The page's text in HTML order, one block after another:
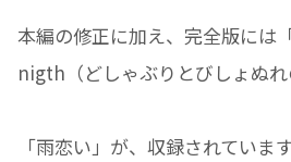
本編の修正に加え、完全版に
nigth（どしゃぶりとびしょぬ
「雨恋い」が、収録されていま